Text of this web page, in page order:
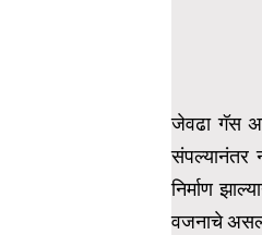
जेवढा गॅस
संपल्यानंतर
निर्माण
वजनाचे